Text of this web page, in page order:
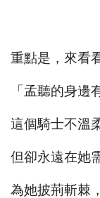
重點是，來看
「孟聽的身邊
這個騎士不溫
但卻永遠在她
為她披荊斬棘